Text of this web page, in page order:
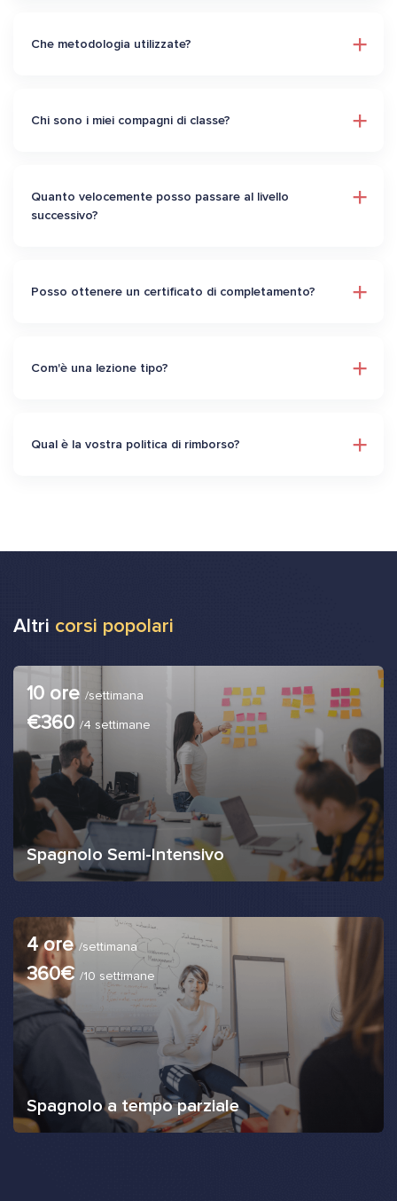
Che metodologia utilizzate?
Chi sono i miei compagni di classe?
Quanto velocemente posso passare al livello
successivo?
Posso ottenere un certificato di completamento?
Com'è una lezione tipo?
Qual è la vostra politica di rimborso?
Altri corsi popolari
10 ore /settimana
€360 /4 settimane
Spagnolo Semi-Intensivo
4 ore /settimana
360€ /10 settimane
Spagnolo a tempo parziale